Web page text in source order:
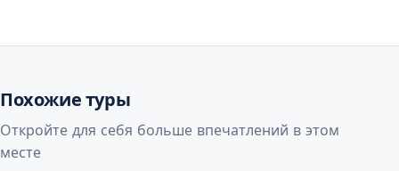
Похожие туры
Откройте для себя больше впечатлений в этом
месте